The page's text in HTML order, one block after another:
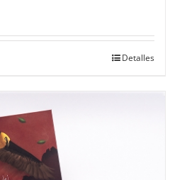
Detalles